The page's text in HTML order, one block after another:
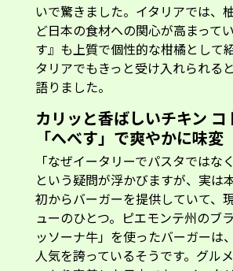
す』も上質で個性的な柑橘として
タリアでもきっと受け入れられる
語りました。
カリッと香ばしいチキン コ
「へべす」で爽やかに味変
「なぜイータリーでパスタではな
という疑問が浮かびますが、実は
初からバーガーを提供していて、
ューのひとつ。ピエモンテ州のブ
ッソーナ牛」を使ったバーガーは
人気を誇っているそうです。グル
っかり定着した日本でも、イータ
には期待がふくらみます。